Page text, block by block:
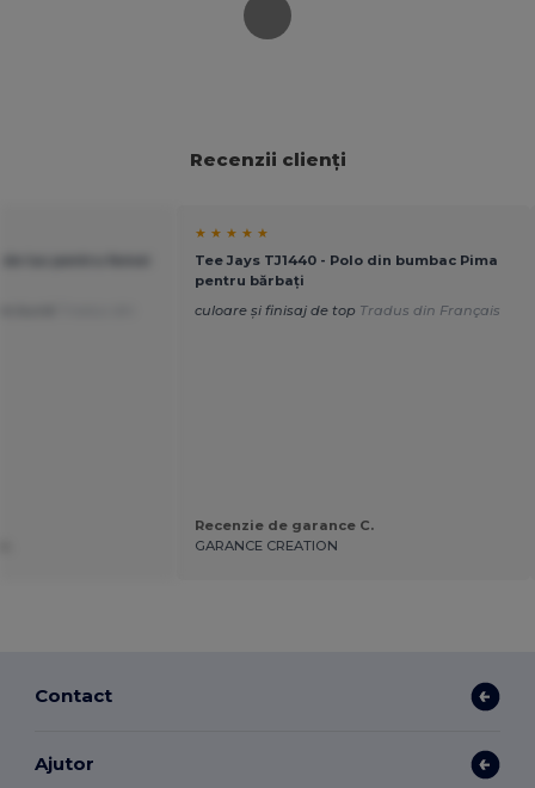
Recenzii clienți
★ ★ ★ ★ ★
Tee Jays TJ1440 - Polo din bumbac Pima
pentru bărbați
culoare și finisaj de top Tradus din Français
Recenzie de garance C.
GARANCE CREATION
Contact
Ajutor